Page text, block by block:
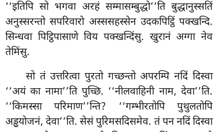
‘‘इतिपि सो भगवा अरहं सम्मासम्बुद्धो’’ति बुद्धानुस्सतिं
अनुस्सरन्तो सपरिवारो अस्ससहस्सेन उदकपिट्ठिं पक्खन्दि.
सिन्धवा पिट्ठिपासाणे विय पक्खन्दिंसु. खुरानं अग्गा नेव
तेमिंसु.
सो तं उत्तरित्वा पुरतो गच्छन्तो अपरम्पि नदिं दिस्वा
‘‘अयं का नामा’’ति पुच्छि. ‘‘नीलवाहिनी नाम, देवा’’ति.
‘‘किमस्सा परिमाण’’न्ति? ‘‘गम्भीरतोपि पुथुलतोपि
अड्ढयोजनं, देवा’’ति. सेसं पुरिमसदिसमेव. तं पन नदिं दिस्वा